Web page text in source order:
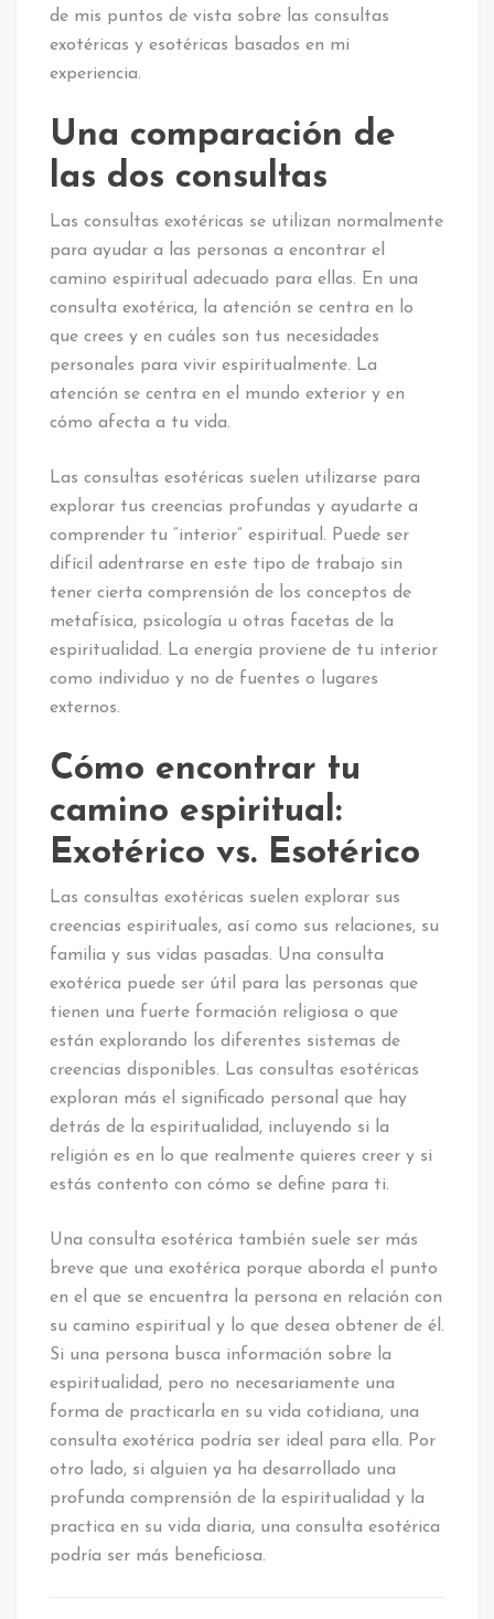
de mis puntos de vista sobre las consultas
exotéricas y esotéricas basados en mi
experiencia.
Una comparación de
las dos consultas
Las consultas exotéricas se utilizan normalmente
para ayudar a las personas a encontrar el
camino espiritual adecuado para ellas. En una
consulta exotérica, la atención se centra en lo
que crees y en cuáles son tus necesidades
personales para vivir espiritualmente. La
atención se centra en el mundo exterior y en
cómo afecta a tu vida.
Las consultas esotéricas suelen utilizarse para
explorar tus creencias profundas y ayudarte a
comprender tu “interior” espiritual. Puede ser
difícil adentrarse en este tipo de trabajo sin
tener cierta comprensión de los conceptos de
metafísica, psicología u otras facetas de la
espiritualidad. La energía proviene de tu interior
como individuo y no de fuentes o lugares
externos.
Cómo encontrar tu
camino espiritual:
Exotérico vs. Esotérico
Las consultas exotéricas suelen explorar sus
creencias espirituales, así como sus relaciones, su
familia y sus vidas pasadas. Una consulta
exotérica puede ser útil para las personas que
tienen una fuerte formación religiosa o que
están explorando los diferentes sistemas de
creencias disponibles. Las consultas esotéricas
exploran más el significado personal que hay
detrás de la espiritualidad, incluyendo si la
religión es en lo que realmente quieres creer y si
estás contento con cómo se define para ti.
Una consulta esotérica también suele ser más
breve que una exotérica porque aborda el punto
en el que se encuentra la persona en relación con
su camino espiritual y lo que desea obtener de él.
Si una persona busca información sobre la
espiritualidad, pero no necesariamente una
forma de practicarla en su vida cotidiana, una
consulta exotérica podría ser ideal para ella. Por
otro lado, si alguien ya ha desarrollado una
profunda comprensión de la espiritualidad y la
practica en su vida diaria, una consulta esotérica
podría ser más beneficiosa.